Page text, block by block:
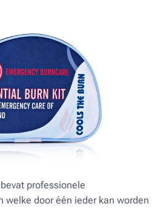
professionele
welke door één ieder kan worden